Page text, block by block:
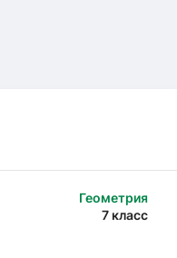
Геометрия
7 класс